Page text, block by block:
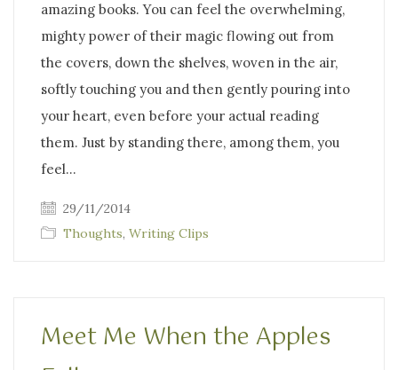
amazing books. You can feel the overwhelming,
mighty power of their magic flowing out from
the covers, down the shelves, woven in the air,
softly touching you and then gently pouring into
your heart, even before your actual reading
them. Just by standing there, among them, you
feel…
29/11/2014
Thoughts, Writing Clips
Meet Me When the Apples